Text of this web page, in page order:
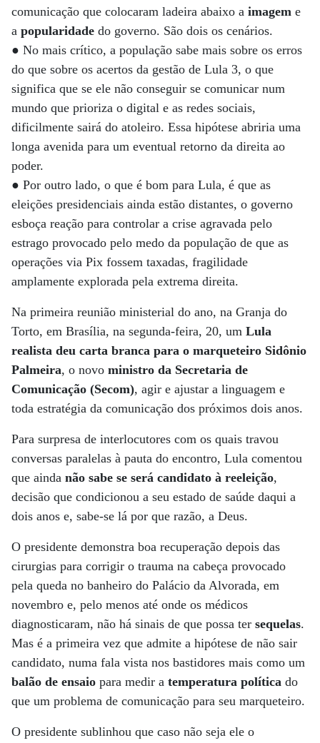
comunicação que colocaram ladeira abaixo a imagem e
a popularidade do governo. São dois os cenários.
● No mais crítico, a população sabe mais sobre os erros
do que sobre os acertos da gestão de Lula 3, o que
significa que se ele não conseguir se comunicar num
mundo que prioriza o digital e as redes sociais,
dificilmente sairá do atoleiro. Essa hipótese abriria uma
longa avenida para um eventual retorno da direita ao
poder.
● Por outro lado, o que é bom para Lula, é que as
eleições presidenciais ainda estão distantes, o governo
esboça reação para controlar a crise agravada pelo
estrago provocado pelo medo da população de que as
operações via Pix fossem taxadas, fragilidade
amplamente explorada pela extrema direita.
Na primeira reunião ministerial do ano, na Granja do
Torto, em Brasília, na segunda-feira, 20, um Lula
realista deu carta branca para o marqueteiro Sidônio
Palmeira, o novo ministro da Secretaria de
Comunicação (Secom), agir e ajustar a linguagem e
toda estratégia da comunicação dos próximos dois anos.
Para surpresa de interlocutores com os quais travou
conversas paralelas à pauta do encontro, Lula comentou
que ainda não sabe se será candidato à reeleição,
decisão que condicionou a seu estado de saúde daqui a
dois anos e, sabe-se lá por que razão, a Deus.
O presidente demonstra boa recuperação depois das
cirurgias para corrigir o trauma na cabeça provocado
pela queda no banheiro do Palácio da Alvorada, em
novembro e, pelo menos até onde os médicos
diagnosticaram, não há sinais de que possa ter sequelas.
Mas é a primeira vez que admite a hipótese de não sair
candidato, numa fala vista nos bastidores mais como um
balão de ensaio para medir a temperatura política do
que um problema de comunicação para seu marqueteiro.
O presidente sublinhou que caso não seja ele o